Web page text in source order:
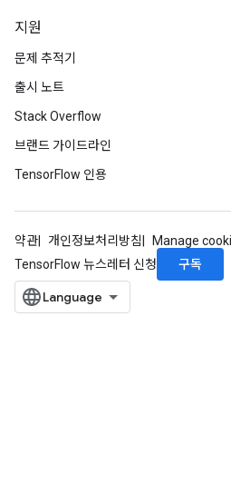
지원
문제 추적기
출시 노트
Stack Overflow
브랜드 가이드라인
TensorFlow 인용
약관 개인정보처리방침
Manage
TensorFlow 뉴스레터 신청
구독